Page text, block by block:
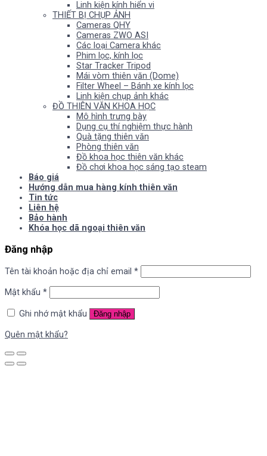
Linh kiện kính hiển vi
THIẾT BỊ CHỤP ẢNH
Cameras QHY
Cameras ZWO ASI
Các loại Camera khác
Phim lọc, kính lọc
Star Tracker Tripod
Mái vòm thiên văn (Dome)
Filter Wheel – Bánh xe kính lọc
Linh kiện chụp ảnh khác
ĐỒ THIÊN VĂN KHOA HỌC
Mô hình trưng bày
Dụng cụ thí nghiệm thực hành
Quà tặng thiên văn
Phòng thiên văn
Đồ khoa học thiên văn khác
Đồ chơi khoa học sáng tạo steam
Báo giá
Hướng dẫn mua hàng kính thiên văn
Tin tức
Liên hệ
Bảo hành
Khóa học dã ngoại thiên văn
Đăng nhập
Tên tài khoản hoặc địa chỉ email *
Mật khẩu *
Ghi nhớ mật khẩu Đăng nhập
Quên mật khẩu?